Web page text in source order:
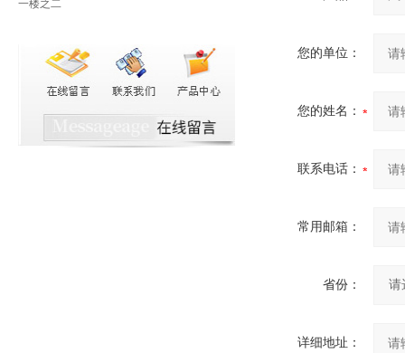
一楼之二
您的单位：
您的姓名：
联系电话：
常用邮箱：
省份：
详细地址：